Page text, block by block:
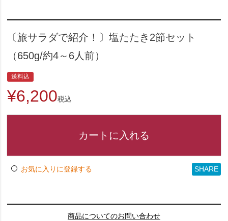
〔旅サラダで紹介！〕塩たたき2節セット
（650g/約4～6人前）
送料込
¥6,200税込
カートに入れる
お気に入りに登録する SHARE
商品についてのお問い合わせ